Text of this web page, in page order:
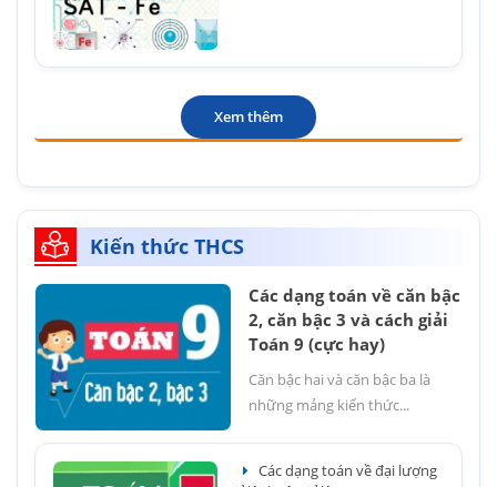
Xem thêm
Kiến thức THCS
Các dạng toán về căn bậc
2, căn bậc 3 và cách giải
Toán 9 (cực hay)
Căn bậc hai và căn bậc ba là
những mảng kiến thức...
Các dạng toán về đại lượng